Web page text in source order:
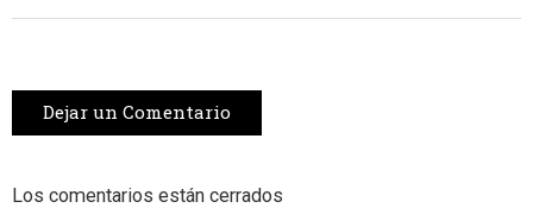
Dejar un Comentario
Los comentarios están cerrados